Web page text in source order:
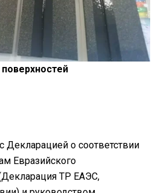
Декларацией о соответствии
Евразийского
ТР ЕАЭС,